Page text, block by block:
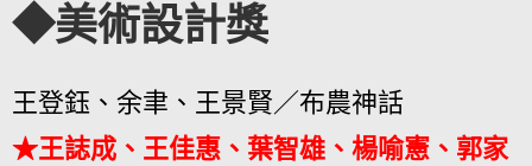
◆美術設計獎
王登鈺、余聿、王景賢／布農神話
★王誌成、王佳惠、葉智雄、楊喻憲、郭家